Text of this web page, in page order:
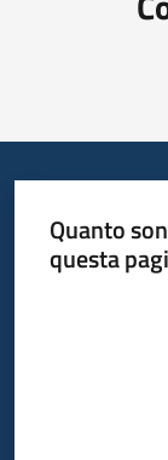
Quanto
questa